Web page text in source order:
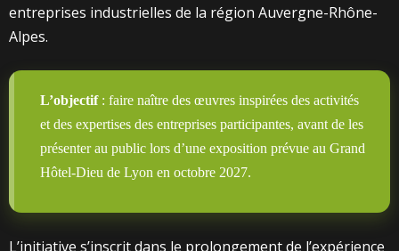
entreprises industrielles de la région Auvergne-Rhône-
Alpes.
L’objectif: faire naître des œuvres inspirées des activités
et des expertises des entreprises participantes, avant de les
présenter au public lors d’une exposition prévue au Grand
Hôtel-Dieu de Lyon en octobre 2027.
L’initiative s’inscrit dans le prolongement de l’expérience